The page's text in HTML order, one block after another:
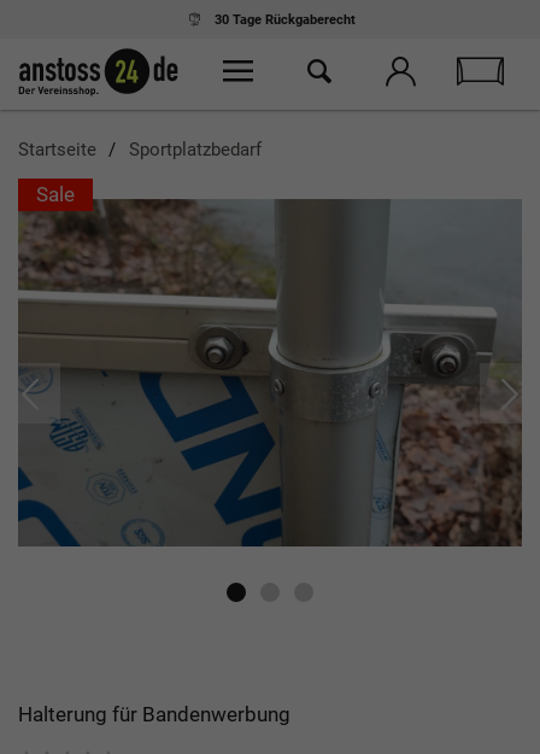
30 Tage Rückgaberecht
Startseite Sportplatzbedarf
Sale
Halterung für Bandenwerbung